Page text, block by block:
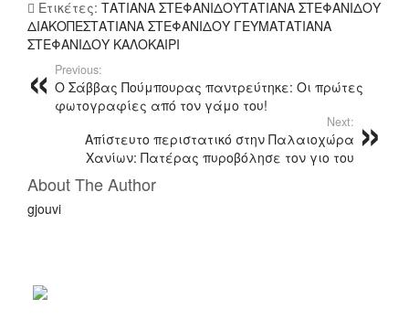
c
e
b
o
k
tt
er
ρ
α
σ
τ
εί
τ
ε
Ετικέτες: ΤΑΤΙΑΝΑ ΣΤΕΦΑΝΙΔΟΥΤΑΤΙΑΝΑ ΣΤΕΦΑΝΙΔΟΥ
ΔΙΑΚΟΠΕΣΤΑΤΙΑΝΑ ΣΤΕΦΑΝΙΔΟΥ ΓΕΥΜΑΤΑΤΙΑΝΑ
ΣΤΕΦΑΝΙΔΟΥ ΚΑΛΟΚΑΙΡΙ
Previous:
Ο Σάββας Πούμπουρας παντρεύτηκε: Οι πρώτες
φωτογραφίες από τον γάμο του!
Next:
Απίστευτο περιστατικό στην Παλαιοχώρα
Χανίων: Πατέρας πυροβόλησε τον γιο του
About The Author
gjouvi